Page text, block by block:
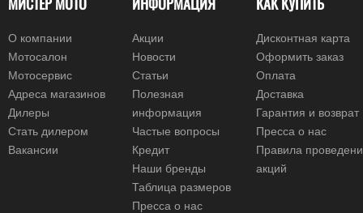
О компании
Мотосалон
Мотосервис
Адреса магазинов
Дилеры
Стать дилером
Вакансии
Акции
Новости
Статьи
Полезная
информация
Частые вопросы
Кредит
Наши бренды
Таблица размеров
Пресса о нас
Дисконтная карта
Оформить заказ
Оплата
Доставка
Гарантия и возврат
Пресса о нас
Правила
акций